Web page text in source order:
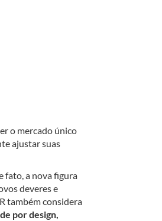
o mercado único
ajustar suas
fato, a nova figura
deveres e
também considera
por design,